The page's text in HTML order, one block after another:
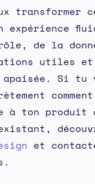
transformer
expérience
de la
utiles et
Si tu
à ton produit
et